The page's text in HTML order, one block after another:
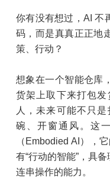
你有没有想过，AI 不
码，而是真真正正地
策、行动？
想象在一个智能仓库
货架上取下来打包
人，未来可能不只
碗、开窗通风。这
（Embodied AI），
有“行动的智能”，具
连串操作的能力。